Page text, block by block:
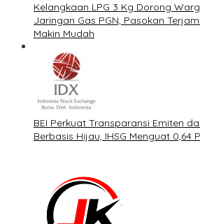
Kelangkaan LPG 3 Kg Dorong
Jaringan Gas PGN, Pasokan
Makin Mudah
BEI Perkuat Transparansi Emiten
Berbasis Hijau, IHSG Menguat 0,64